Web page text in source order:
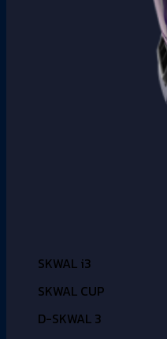
SKWAL i3
SKWAL CUP
D-SKWAL 3